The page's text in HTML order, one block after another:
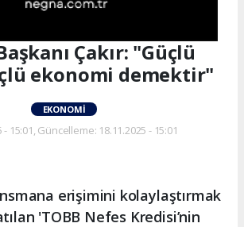
Çakır: "Güçlü
ekonomi demektir"
EKONOMI
- 15:01, Güncelleme: 18.11.2025 - 15:01
erişimini kolaylaştırmak
'TOBB Nefes Kredisi’nin